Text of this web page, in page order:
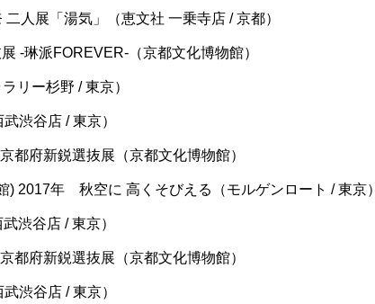
人展「湯気」（恵文社 一乗寺店 / 京都）
-琳派FOREVER-（京都文化博物館）
リー杉野 / 東京）
渋谷店 / 東京）
都府新鋭選抜展（京都文化博物館）
2017年 秋空に 高くそびえる（モルゲンロート / 東京）
渋谷店 / 東京）
都府新鋭選抜展（京都文化博物館）
渋谷店 / 東京）